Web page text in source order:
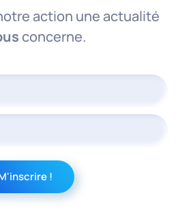
action une actualité
concerne.